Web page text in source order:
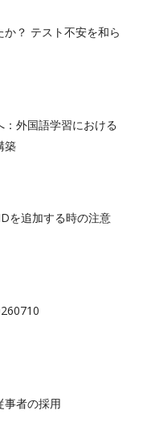
？ テスト不安を和ら
外国語学習における
築
を追加する時の注意
事者の採用